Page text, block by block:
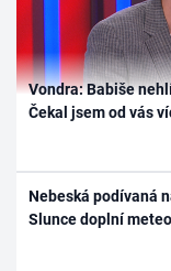
Vondra: Babiše
Čekal jsem od vás
Nebeská podívaná
Slunce doplní